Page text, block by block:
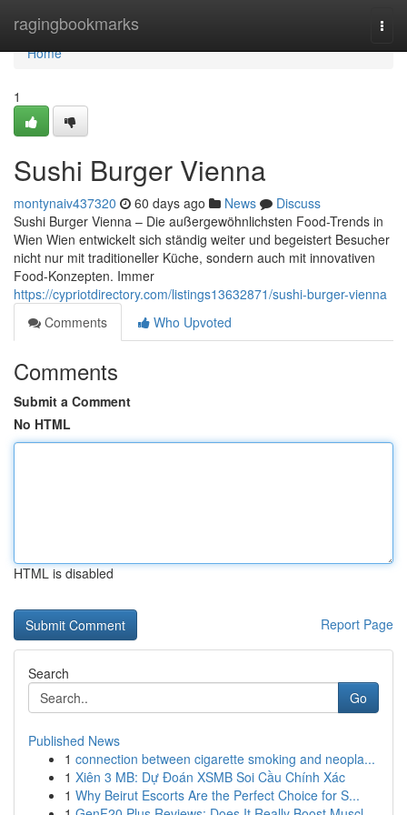
ragingbookmarks
Home
Home
1
Sushi Burger Vienna
montynaiv437320 60 days ago News
Discuss
Sushi Burger Vienna – Die außergewöhnlichsten Food-Trends in
Wien Wien entwickelt sich ständig weiter und begeistert Besucher
nicht nur mit traditioneller Küche, sondern auch mit innovativen
Food-Konzepten. Immer
https://cypriotdirectory.com/listings13632871/sushi-burger-vienna
Comments
Who Upvoted
Comments
Submit a Comment
No HTML
HTML is disabled
Report Page
Search
Go
Published News
1 connection between cigarette smoking and neopla...
1 Xiên 3 MB: Dự Đoán XSMB Soi Cầu Chính Xác
1 Why Beirut Escorts Are the Perfect Choice for S...